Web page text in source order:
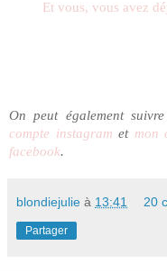
Et vous, vous avez
On peut également
compte instagram et mon
facebook.
blondiejulie à 13:41 20
Partager